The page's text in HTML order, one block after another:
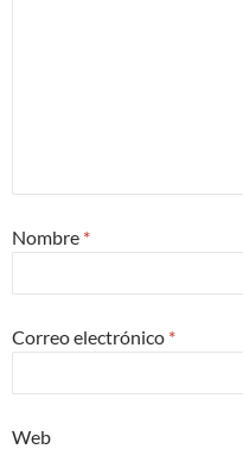
Nombre *
Correo electrónico *
Web